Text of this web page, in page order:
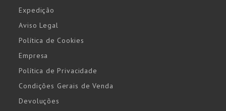
Expedição
Aviso Legal
Política de Cookies
Empresa
Política de Privacidade
Condições Gerais de Venda
Devoluções